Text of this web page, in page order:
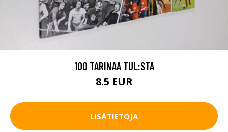
100 TARINAA TUL:STA
8.5 EUR
LISÄTIETOJA